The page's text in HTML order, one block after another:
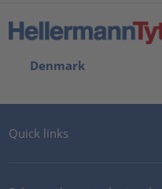
Denmark
Quick links